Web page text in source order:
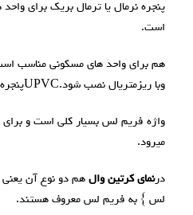
پنجره نرمال یا ترمال بریک برای
است.
هم برای واحد های مسکونی مناسب
وبا ریزمتریال نصب شود.UPVCپنجره
واژه فریم لس بسیار کلی است و برای
میرود.
درنمای کرتین وال هم دو نوع آن
لس } به فریم لس معروف هستند.